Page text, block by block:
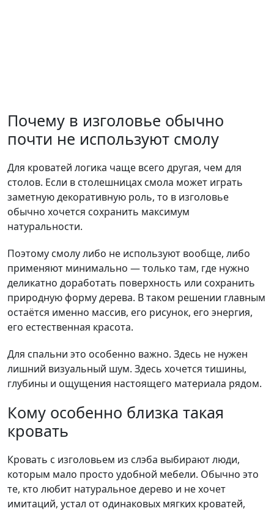
Почему в изголовье обычно
почти не используют смолу
Для кроватей логика чаще всего другая, чем для
столов. Если в столешницах смола может играть
заметную декоративную роль, то в изголовье
обычно хочется сохранить максимум
натуральности.
Поэтому смолу либо не используют вообще, либо
применяют минимально — только там, где нужно
деликатно доработать поверхность или сохранить
природную форму дерева. В таком решении главным
остаётся именно массив, его рисунок, его энергия,
его естественная красота.
Для спальни это особенно важно. Здесь не нужен
лишний визуальный шум. Здесь хочется тишины,
глубины и ощущения настоящего материала рядом.
Кому особенно близка такая
кровать
Кровать с изголовьем из слэба выбирают люди,
которым мало просто удобной мебели. Обычно это
те, кто любит натуральное дерево и не хочет
имитаций, устал от одинаковых мягких кроватей,